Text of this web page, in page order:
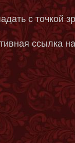
с точкой
ссылка